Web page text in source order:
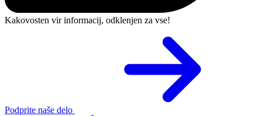
Kakovosten vir informacij, odklenjen za vse!
Podprite naše delo